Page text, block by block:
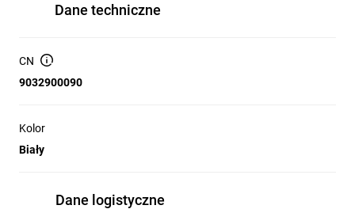
- bardzo głośny sygnał alarmowy
Dane techniczne
CN
9032900090
Kolor
Biały
Dane logistyczne